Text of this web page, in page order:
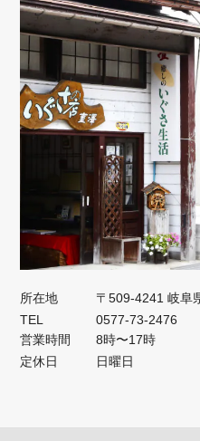
所在地
〒509-4241 岐阜
TEL
0577-73-2476
営業時間
8時〜17時
定休日
日曜日